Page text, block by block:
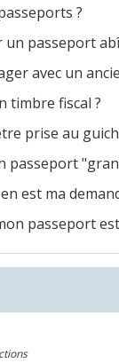
?
passeport
avec un
timbre fiscal ?
prise au
passeport
est ma
passeport